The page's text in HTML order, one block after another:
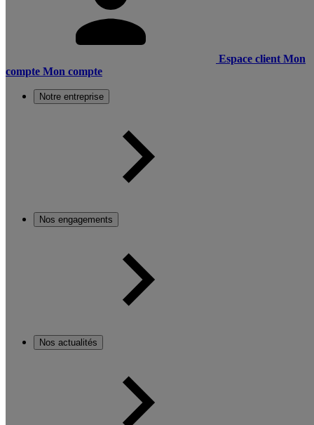
Espace client Mon
compte Mon compte
Notre entreprise
Nos engagements
Nos actualités